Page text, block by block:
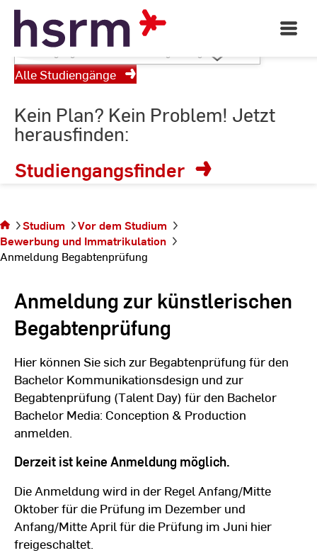
Skip
Content
Open
Main
Studiengang
wählen
oder
eingeben
Alle Studiengänge
Kein Plan? Kein Problem! Jetzt
herausfinden:
Studiengangsfinder
Sie befinden sich
auf der Seite
Anmeldung
Begabtenprüfung
Studium
Vor dem Studium
Bewerbung und Immatrikulation
Anmeldung Begabtenprüfung
Anmeldung zur künstlerischen
Begabtenprüfung
Hier können Sie sich zur Begabtenprüfung für den
Bachelor Kommunikationsdesign und zur
Begabtenprüfung (Talent Day) für den Bachelor
Bachelor Media: Conception & Production
anmelden.
Derzeit ist keine Anmeldung möglich.
Die Anmeldung wird in der Regel Anfang/Mitte
Oktober für die Prüfung im Dezember und
Anfang/Mitte April für die Prüfung im Juni hier
freigeschaltet.